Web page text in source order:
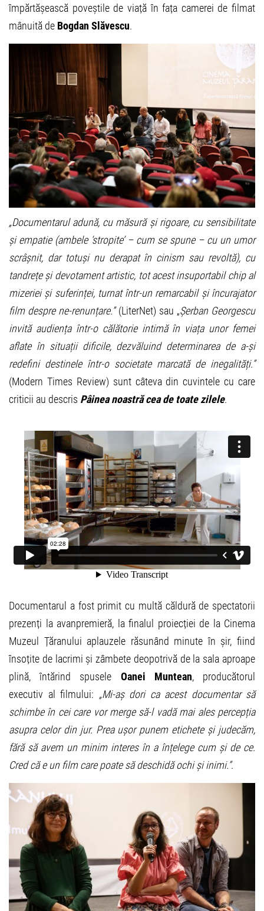
împărtășească poveștile de viață în fața camerei de filmat
mânuită de Bogdan Slăvescu.
„Documentarul adună, cu măsură și rigoare, cu sensibilitate
și empatie (ambele ‘stropite’ – cum se spune – cu un umor
scrâșnit, dar totuși nu derapat în cinism sau revoltă), cu
tandrețe și devotament artistic, tot acest insuportabil chip al
mizeriei și suferinței, turnat într-un remarcabil și încurajator
film despre ne-renunțare.”(LiterNet) sau „Șerban Georgescu
invită audiența într-o călătorie intimă în viața unor femei
aflate în situații dificile, dezvăluind determinarea de a-și
redefini destinele într-o societate marcată de inegalități.”
(Modern Times Review) sunt câteva din cuvintele cu care
criticii au descris Pâinea noastră cea de toate zilele.
Documentarul a fost primit cu multă căldură de spectatorii
prezenți la avanpremieră, la finalul proiecției de la Cinema
Muzeul Țăranului aplauzele răsunând minute în șir, fiind
însoțite de lacrimi și zâmbete deopotrivă de la sala aproape
plină, întărind spusele Oanei Muntean, producătorul
executiv al filmului: „Mi-aș dori ca acest documentar să
schimbe în cei care vor merge să-l vadă mai ales percepția
asupra celor din jur. Prea ușor punem etichete și judecăm,
fără să avem un minim interes în a înțelege cum și de ce.
Cred că e un film care poate să deschidă ochi și inimi.”.